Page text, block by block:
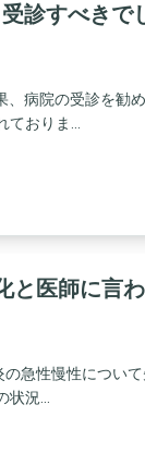
診すべきで
、病院の受診を勧
おりま...
医師に言わ
急性慢性につい
況...